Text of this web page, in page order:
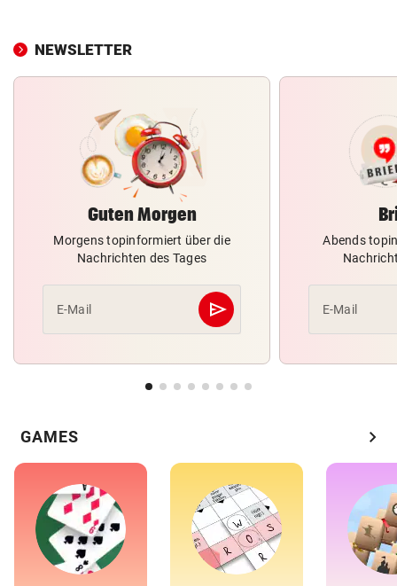
NEWSLETTER
Guten Morgen
Morgens topinformiert über die
Nachrichten des Tages
E-Mail send
Abschicken
Abends
E-Mail
GAMES chevron_right